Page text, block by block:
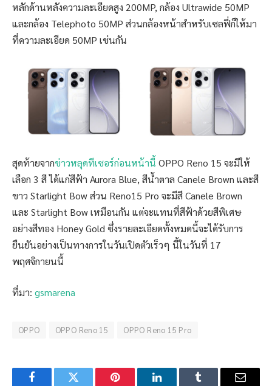
หลักด้านหลังความละเอียดสูง 200MP, กล้อง Ultrawide 50MP
และกล้อง Telephoto 50MP ส่วนกล้องหน้าสำหรับเซลฟี่ก็ให้มา
ที่ความละเอียด 50MP เช่นกัน
สุดท้ายจากข่าวหลุดทีเซอร์ก่อนหน้านี้ OPPO Reno 15 จะมีให้
เลือก 3 สี ได้แก่สีฟ้า Aurora Blue, สีน้ำตาล Canele Brown และสี
ขาว Starlight Bow ส่วน Reno15 Pro จะมีสี Canele Brown
และ Starlight Bow เหมือนกัน แต่จะแทนที่สีฟ้าด้วยสีพิเศษ
อย่างสีทอง Honey Gold ซึ่งรายละเอียดทั้งหมดนี้จะได้รับการ
ยืนยันอย่างเป็นทางการในวันเปิดตัวเร็วๆ นี้ในวันที่ 17
พฤศจิกายนนี้
ที่มา: gsmarena
OPPO OPPO Reno 15 OPPO Reno 15 Pro